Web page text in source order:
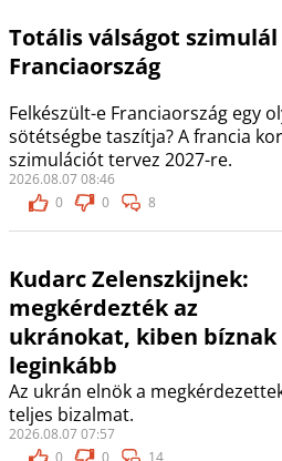
Totális válságot szimulál
Franciaország
Felkészült-e Franciaország egy
sötétségbe taszítja? A francia
szimulációt tervez 2027-re.
2026.08.07 08:46
0
0 8
Kudarc Zelenszkijnek:
megkérdezték az
ukránokat, kiben bíznak
leginkább
Az ukrán elnök a
teljes bizalmat.
2026.08.07 07:57
0
0 14